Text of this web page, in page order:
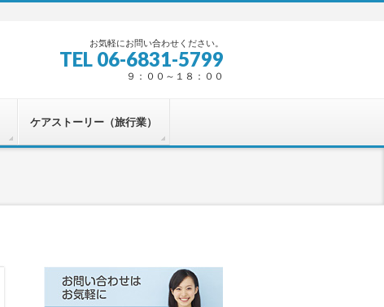
お気軽にお問い合わせください。
TEL 06-6831-5799
９：００～１８：００
ケアストーリー（旅行業）